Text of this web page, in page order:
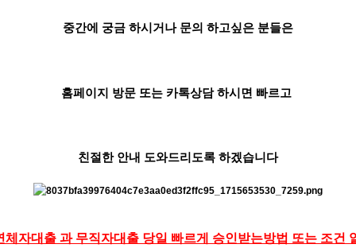
중간에 궁금 하시거나 문의 하고싶은 분들은
홈페이지 방문 또는 카톡상담 하시면 빠르고
친절한 안내 도와드리도록 하겠습니다
체자대출 과 무직자대출 당일 빠르게 승인받는방법 또는 조건